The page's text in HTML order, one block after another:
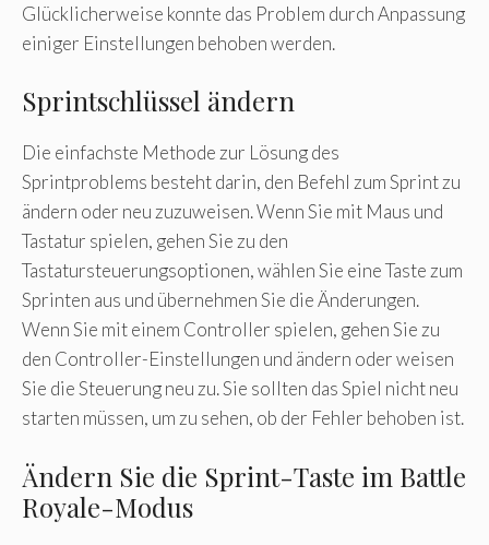
Glücklicherweise konnte das Problem durch Anpassung
einiger Einstellungen behoben werden.
Sprintschlüssel ändern
Die einfachste Methode zur Lösung des
Sprintproblems besteht darin, den Befehl zum Sprint zu
ändern oder neu zuzuweisen. Wenn Sie mit Maus und
Tastatur spielen, gehen Sie zu den
Tastatursteuerungsoptionen, wählen Sie eine Taste zum
Sprinten aus und übernehmen Sie die Änderungen.
Wenn Sie mit einem Controller spielen, gehen Sie zu
den Controller-Einstellungen und ändern oder weisen
Sie die Steuerung neu zu. Sie sollten das Spiel nicht neu
starten müssen, um zu sehen, ob der Fehler behoben ist.
Ändern Sie die Sprint-Taste im Battle
Royale-Modus